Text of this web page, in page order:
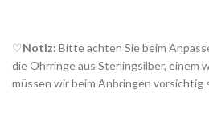
♡Notiz: Bitte achten Sie beim
die Ohrringe aus Sterlingsilber, einem
müssen wir beim Anbringen vorsichtig